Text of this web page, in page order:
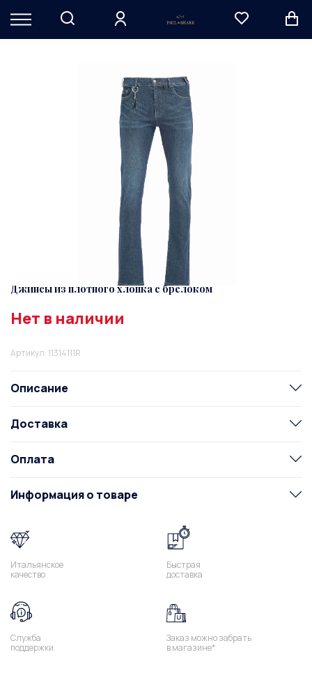
Артикул: 11314111R
Джинсы из плотного хлопка с брелоком
Нет в наличии
Описание
Доставка
Оплата
Информация о товаре
Итальянское
качество
Быстрая
доставка
Служба
поддержки
Заказ можно забрать
в магазине*